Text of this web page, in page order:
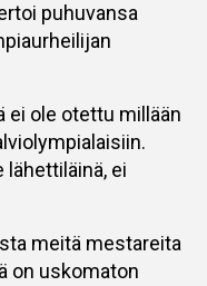
puhuvansa
ei ole otettu millään
ei
meitä mestareita
on uskomaton